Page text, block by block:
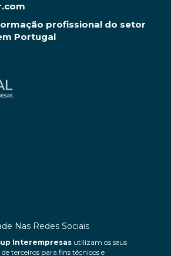
Interempresasutilizam os seus
terceiros para fins técnicos e
profissional do setor
Portugal
Nas Redes Sociais